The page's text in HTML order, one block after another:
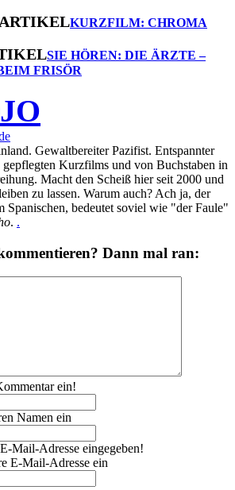
KURZFILM: CHROMA
SIE HÖREN: DIE ÄRZTE –
FRISÖR
Gewaltbereiter Pazifist. Entspannter
Kurzfilms und von Buchstaben in
Macht den Scheiß hier seit 2000 und
zu lassen. Warum auch? Ach ja, der
Spanischen, bedeutet soviel wie "der Faule"
. .
Dann mal ran:
ein!
Namen ein
Mail-Adresse eingegeben!
E-Mail-Adresse ein